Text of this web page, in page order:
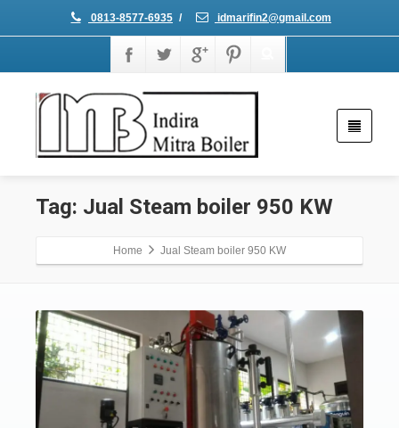
0813-8577-6935 / idmarifin2@gmail.com
Tag: Jual Steam boiler 950 KW
Home Jual Steam boiler 950 KW